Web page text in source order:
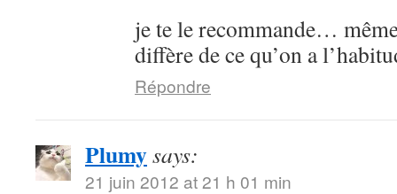
je te le recommande…
diffère de ce qu’on a
Répondre
Plumysays:
21 juin 2012 at 21 h 01 min